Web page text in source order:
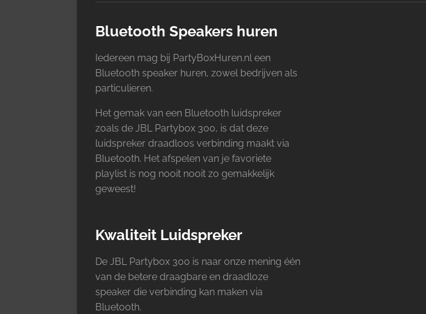
Bluetooth Speakers huren
Iedereen mag bij PartyBoxHuren.nl een
Bluetooth speaker huren, zowel bedrijven als
particulieren.
Het gemak van een Bluetooth luidspreker
zoals de JBL Partybox 300, is dat deze
luidspreker draadloos verbinding maakt via
Bluetooth. Het afspelen van je favoriete
playlist is nog nooit nooit zo gemakkelijk
geweest!
Kwaliteit Luidspreker
De JBL Partybox 300 is naar onze mening één
van de betere draagbare en draadloze
speaker die verbinding kan maken via
Bluetooth.